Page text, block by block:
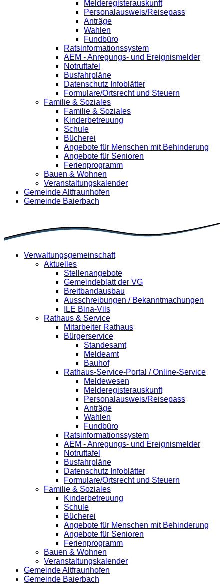
Melderegisterauskunft
Personalausweis/Reisepass
Anträge
Wahlen
Fundbüro
Ratsinformationssystem
AEM - Anregungs- und Ereignismelder
Notruftafel
Busfahrpläne
Datenschutz Infoblätter
Formulare/Ortsrecht und Steuern
Familie & Soziales
Familie & Soziales
Kinderbetreuung
Schule
Bücherei
Angebote für Menschen mit Behinderung
Angebote für Senioren
Ferienprogramm
Bauen & Wohnen
Veranstaltungskalender
Gemeinde Altfraunhofen
Gemeinde Baierbach
Verwaltungsgemeinschaft
Aktuelles
Stellenangebote
Gemeindeblatt der VG
Breitbandausbau
Ausschreibungen / Bekanntmachungen
ILE Bina-Vils
Rathaus & Service
Mitarbeiter Rathaus
Bürgerservice
Standesamt
Meldeamt
Bauhof
Rathaus-Service-Portal / Online-Service
Meldewesen
Melderegisterauskunft
Personalausweis/Reisepass
Anträge
Wahlen
Fundbüro
Ratsinformationssystem
AEM - Anregungs- und Ereignismelder
Notruftafel
Busfahrpläne
Datenschutz Infoblätter
Formulare/Ortsrecht und Steuern
Familie & Soziales
Kinderbetreuung
Schule
Bücherei
Angebote für Menschen mit Behinderung
Angebote für Senioren
Ferienprogramm
Bauen & Wohnen
Veranstaltungskalender
Gemeinde Altfraunhofen
Gemeinde Baierbach